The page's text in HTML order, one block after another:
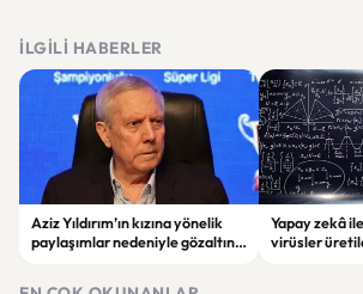
İLGILI HABERLER
Aziz Yıldırım’ın kızına yönelik
paylaşımlar nedeniyle gözaltına
Yapay zekâ
virüsler